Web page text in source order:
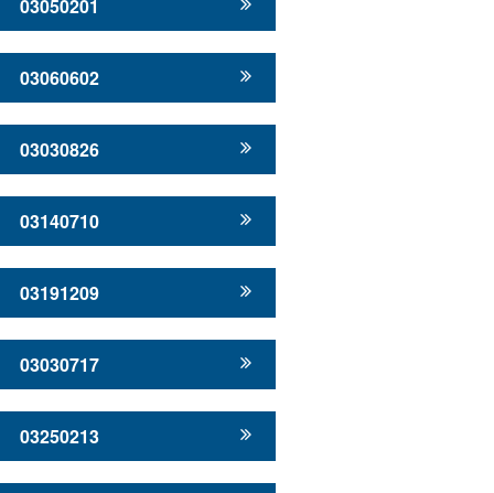
03050201
03060602
03030826
03140710
03191209
03030717
03250213